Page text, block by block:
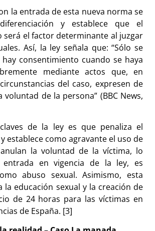
la entrada de esta nueva norma se
y establece que el
será el factor determinante al juzgar
Así, la ley señala que: “Sólo se
consentimiento cuando se haya
mediante actos que, en
del caso, expresen de
voluntad de la persona” (BBC News,
de la ley es que penaliza el
establece como agravante el uso de
la voluntad de la víctima, lo
en vigencia de la ley, es
abuso sexual. Asimismo, esta
la educación sexual y la creación de
de 24 horas para las víctimas en
de España. [3]